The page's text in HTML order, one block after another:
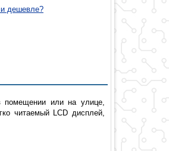
дешевле?
помещении или на улице,
читаемый LCD дисплей,